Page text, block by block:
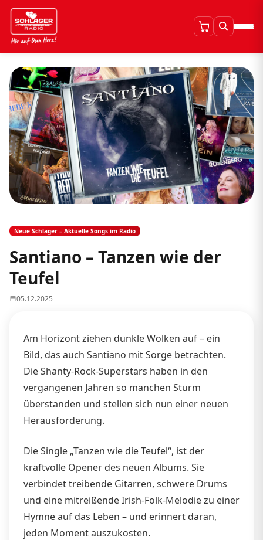
Neue Schlager – Aktuelle Songs im Radio
Santiano – Tanzen wie der
Teufel
05.12.2025
Am Horizont ziehen dunkle Wolken auf – ein
Bild, das auch Santiano mit Sorge betrachten.
Die Shanty-Rock-Superstars haben in den
vergangenen Jahren so manchen Sturm
überstanden und stellen sich nun einer neuen
Herausforderung.
Die Single „Tanzen wie die Teufel“, ist der
kraftvolle Opener des neuen Albums. Sie
verbindet treibende Gitarren, schwere Drums
und eine mitreißende Irish-Folk-Melodie zu einer
Hymne auf das Leben – und erinnert daran,
jeden Moment auszukosten.